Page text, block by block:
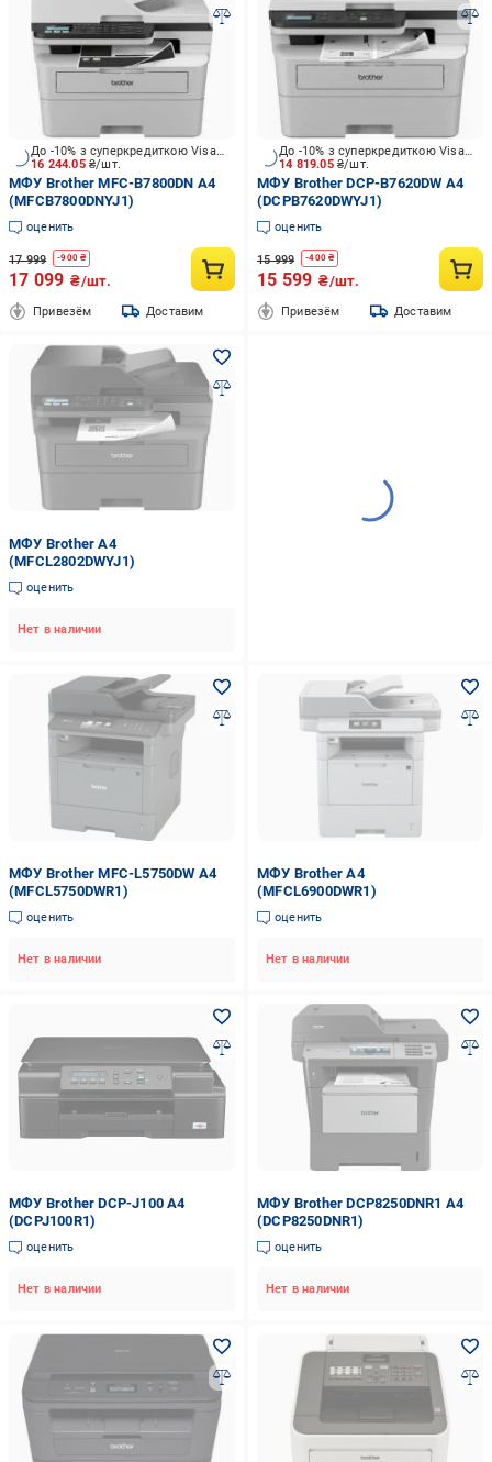
16 244.05 ₴/шт.
До -10% з суперкредиткою Visa Вигода
МФУ Brother MFC-B7800DN А4
(MFCB7800DNYJ1)
оценить
17 999 -900 ₴
17 099 ₴/шт.
Привезём Доставим
14 819.05 ₴/шт.
До -10% з суперкредиткою Visa Вигода
МФУ Brother DCP-B7620DW А4
(DCPB7620DWYJ1)
оценить
15 999 -400₴
15 599 ₴/шт.
Привезём Доставим
МФУ Brother А4
(MFCL2802DWYJ1)
оценить
Нет в наличии
МФУ Brother MFC-L5750DW А4
(MFCL5750DWR1)
оценить
Нет в наличии
МФУ Brother А4
(MFCL6900DWR1)
оценить
Нет в наличии
МФУ Brother DCP-J100 А4
(DCPJ100R1)
оценить
Нет в наличии
МФУ Brother DCP8250DNR1 А4
(DCP8250DNR1)
оценить
Нет в наличии